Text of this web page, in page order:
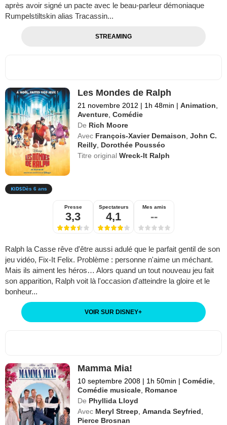
après avoir signé un pacte avec le beau-parleur démoniaque
Rumpelstiltskin alias Tracassin...
STREAMING
Les Mondes de Ralph
21 novembre 2012 | 1h 48min | Animation
Aventure ,Comédie
De Rich Moore
Avec François-Xavier Demaison ,John C.
Reilly Dorothée Pousséo
Titre originalWreck-It Ralph
Dès 6 ans
Presse
3,3
Spectateurs
4,1
Mes amis
--
Ralph la Casse rêve d'être aussi adulé que le parfait gentil de son
jeu vidéo, Fix-It Felix. Problème : personne n'aime un méchant.
Mais ils aiment les héros… Alors quand un tout nouveau jeu fait
son apparition, Ralph voit là l'occasion d'atteindre la gloire et le
bonheur...
VOIR SUR DISNEY+
Mamma Mia!
10 septembre 2008 | 1h 50min | Comédie
Comédie musicale Romance
De Phyllida Lloyd
Avec Meryl Streep ,Amanda Seyfried
Pierce Brosnan